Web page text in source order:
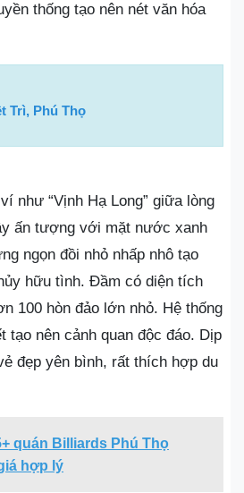
thống tạo nên nét văn hóa
Trì, Phú Thọ
như “Vịnh Hạ Long” giữa lòng
ấn tượng với mặt nước xanh
ngọn đồi nhỏ nhấp nhô tạo
hữu tình. Đầm có diện tích
100 hòn đảo lớn nhỏ. Hệ thống
tạo nên cảnh quan độc đáo. Dịp
đẹp yên bình, rất thích hợp du
quán Billiards Phú Thọ
hợp lý